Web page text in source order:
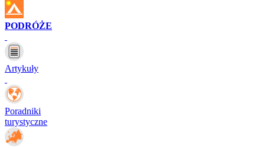
PODRÓŻE
Artykuły
Poradniki
turystyczne